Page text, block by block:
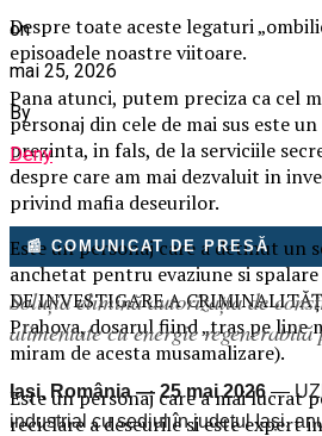
Despre toate aceste legaturi
episoadele noastre viitoare.
Pana atunci, putem preciza ca cel
personaj din cele de mai sus este
prezinta, in fals, de la serviciile
despre care am mai dezvaluit in
privind mafia deseurilor.
Este un personaj care a detinut un
anchetat pentru evaziune si spalare
DE INVESTIGARE A
Prahova, dosarul fiind „tras pe line
miram de acesta musamalizare).
Este un personaj care a mai lucrat
reciclare a deseurile si este expert
on
mai 25, 2026
By
Deny
📰 COMUNICAT DE PRESĂ
Soluția elimină autorizația de
alimentate cu energie regenerabilă
Iași, România — 25 mai 2026—
industrial cu sediul în județul Iași,